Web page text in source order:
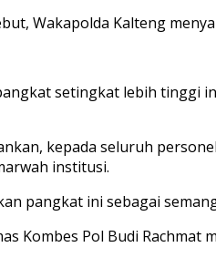
Wakapolda Kalteng
setingkat lebih tinggi
kepada seluruh
institusi.
pangkat ini sebagai
Kombes Pol Budi